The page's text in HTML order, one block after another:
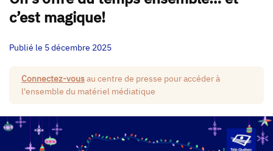
c’est magique!
Publié le 5 décembre 2025
Connectez-vousau centre de presse pour accéder à
l'ensemble du matériel médiatique